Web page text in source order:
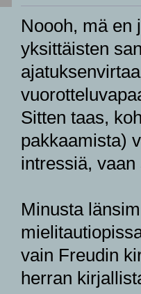
Noooh, mä en
yksittäisten
Sitten taas,
pakkaamista)
intressiä,
Minusta
vain Freudin
herran